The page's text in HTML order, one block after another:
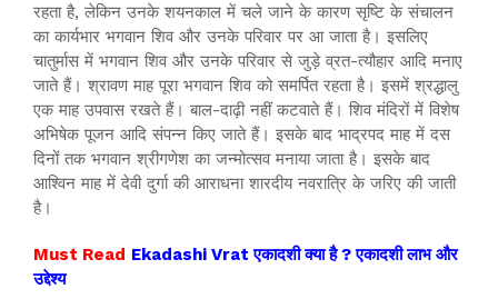
रहता है, लेकिन उनके शयनकाल में चले जाने के कारण सृष्टि के संचालन
का कार्यभार भगवान शिव और उनके परिवार पर आ जाता है। इसलिए
चातुर्मास में भगवान शिव और उनके परिवार से जुड़े व्रत-त्यौहार आदि मनाए
जाते हैं। श्रावण माह पूरा भगवान शिव को समर्पित रहता है। इसमें श्रद्धालु
एक माह उपवास रखते हैं। बाल-दाढ़ी नहीं कटवाते हैं। शिव मंदिरों में विशेष
अभिषेक पूजन आदि संपन्न किए जाते हैं। इसके बाद भाद्रपद माह में दस
दिनों तक भगवान श्रीगणेश का जन्मोत्सव मनाया जाता है। इसके बाद
आश्विन माह में देवी दुर्गा की आराधना शारदीय नवरात्रि के जरिए की जाती
है।
Must Read Ekadashi Vrat एकादशी क्या है ? एकादशी लाभ और
उद्देश्य